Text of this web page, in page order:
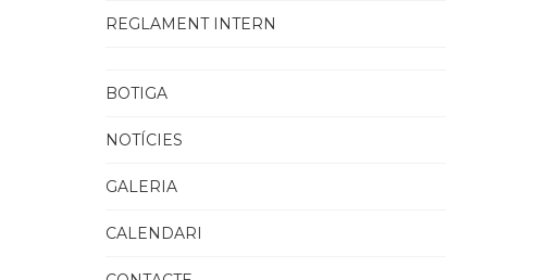
REGLAMENT INTERN
BOTIGA
NOTÍCIES
GALERIA
CALENDARI